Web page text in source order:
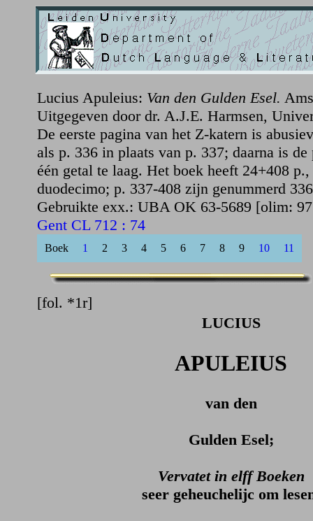
Lucius Apuleius: Van den Gulden Esel.
Uitgegeven door dr. A.J.E. Harmsen,
De eerste pagina van het Z-katern is
als p. 336 in plaats van p. 337; daarna is de
één getal te laag. Het boek heeft 24+408
duodecimo; p. 337-408 zijn genummerd
Gebruikte exx.: UBA OK 63-5689 [olim:
Gent CL 712 : 74
Boek 1 2 3 4 5 6 7 8 9 10 11
[fol. *1r]
LUCIUS
APULEIUS
van den
Gulden Esel;
Vervatet in elff Boeken
seer geheuchelijc om